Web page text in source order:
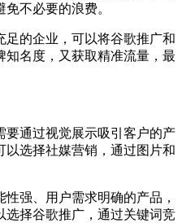
不必要的浪费。
的企业，可以将谷歌推广和
知名度，又获取精准流量，最
通过视觉展示吸引客户的产
选择社媒营销，通过图片和
强、用户需求明确的产品，
选择谷歌推广，通过关键词竞